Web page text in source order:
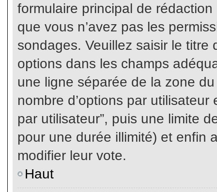
formulaire principal de
que vous n’avez pas les
sondages. Veuillez saisir le
options dans les champs
une ligne séparée de la zone
nombre d’options par
par utilisateur”, puis une limite
pour une durée illimité) et enfin
modifier leur vote.
Haut